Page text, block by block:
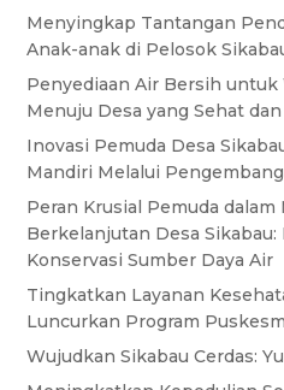
Menyingkap Tantangan
Anak-anak di Pelosok
Penyediaan Air Bersih untuk
Menuju Desa yang Sehat
Inovasi Pemuda Desa
Mandiri Melalui
Peran Krusial Pemuda
Berkelanjutan Desa Sikabau:
Konservasi Sumber Daya Air
Tingkatkan Layanan
Luncurkan Program
Wujudkan Sikabau Cerdas: